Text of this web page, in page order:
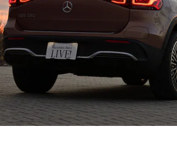
GLC Coupé
GLE Coupé
GLS
Mercedes-
Maybach
GLS
G-
Class
電気
G-Class